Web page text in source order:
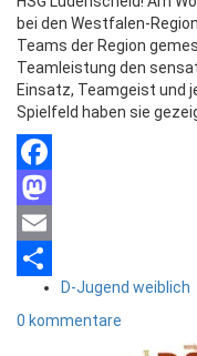
bei den Westfalen-
Teams der Region
Teamleistung den
Einsatz, Teamgeist und
Spielfeld haben sie
Facebook
Mastodon
Email
Teilen D-Jugend weiblich
0 kommentare